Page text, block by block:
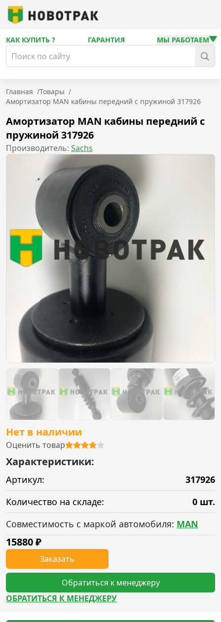
КАК КУПИТЬ ? ГАРАНТИЯ МЫ РАБОТАЕМ
Главная /Товары /
Амортизатор MAN кабины передний с пружиной 317926
Амортизатор MAN кабины передний с
пружиной 317926
Производитель: Sachs
Нет в наличии
Оценить товар
Характеристики:
Артикул:
317926
Количество на складе:
0 шт.
Совместимость с маркой автомобиля: MAN
15880₽
Заказать
Обратиться к менеджеру
ОБРАТИТЬСЯ К МЕНЕДЖЕРУ